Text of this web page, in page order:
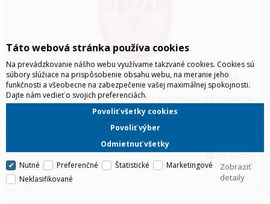
HONEY-T105 5036455 HUAWEI FREEBUDS 5 CORAL ORANGE
Bezdrôtové slúchadlá Huawei Freebuds 5 s podporou Hi-Res Audio sú
vybavené ultra magnetickým 11 mm meničom, technológiou Open-fit
ANC s tromi mikrofónmi, ovládaním Smart Touch Control a
certifikáciou IPX4. Špecifikácia Podpora Hi-Res Audio Certifikác
Táto webová stránka používa cookies
Na prevádzkovanie nášho webu využívame takzvané cookies. Cookies sú
súbory slúžiace na prispôsobenie obsahu webu, na meranie jeho
funkčnosti a všeobecne na zabezpečenie vašej maximálnej spokojnosti.
Dajte nám vedieť o svojich preferenciách.
Odmietnuť všetky
Povoliť výber
Povoliť všetky cookies
Nutné Preferenčné Štatistické
Marketingové
Neklasifikované
Zobraziť
detaily